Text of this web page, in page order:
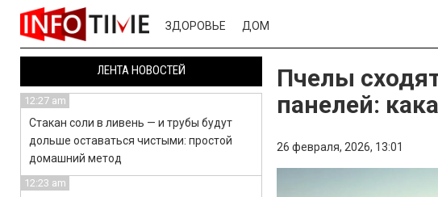
ЗДОРОВЬЕ ДОМ
Пчелы
панелей:
26 февраля, 2026, 13:01
ЛЕНТА НОВОСТЕЙ
12:27 am
Стакан соли в ливень — и трубы будут
дольше оставаться чистыми: простой
домашний метод
12:23 am